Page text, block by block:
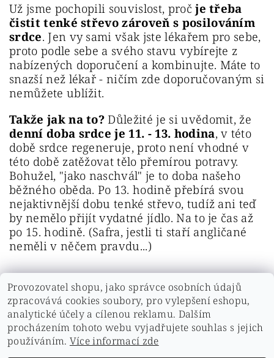
Už jsme pochopili souvislost, pročje třeba
čistit tenké střevo zároveň s posilováním
srdce. Jen vy sami však jste lékařem pro sebe,
proto podle sebe a svého stavu vybírejte z
nabízených doporučení a kombinujte. Máte to
snazší než lékař - ničím zde doporučovaným si
nemůžete ublížit.
Takže jak na to? Důležité je si uvědomit, že
denní doba srdce je 11. - 13. hodina, v této
době srdce regeneruje, proto není vhodné v
této době zatěžovat tělo přemírou potravy.
Bohužel, "jako naschvál" je to doba našeho
běžného oběda. Po 13. hodině přebírá svou
nejaktivnější dobu tenké střevo, tudíž ani teď
by nemělo přijít vydatné jídlo. Na to je čas až
po 15. hodině. (Safra, jestli ti staří angličané
neměli v něčem pravdu...)
PŘEDCHOZÍ ČLÁNEK DALŠÍ ČLÁNEK
Provozovatel shopu, jako správce osobních údajů
zpracovává cookies soubory, pro vylepšení eshopu,
analytické účely a cílenou reklamu. Dalším
procházením tohoto webu vyjadřujete souhlas s jejich
používáním. Více informací zde